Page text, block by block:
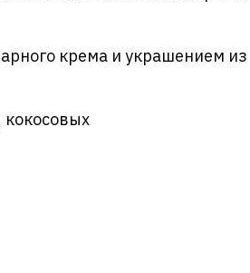
крема и украшением из
кокосовых